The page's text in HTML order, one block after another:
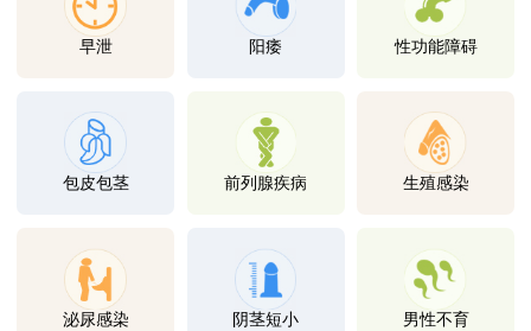
早泄 阳痿 性功能障碍
包皮包茎 前列腺疾病 生殖感染
泌尿感染 阴茎短小 男性不育